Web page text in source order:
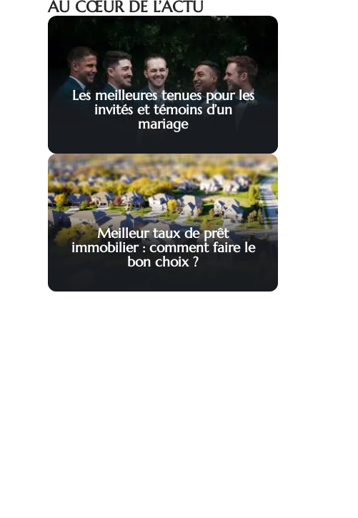
AU CŒUR DE L’ACTU
Les meilleures tenues pour les
invités et témoins d’un
mariage
Meilleur taux de prêt
immobilier : comment faire le
bon choix ?